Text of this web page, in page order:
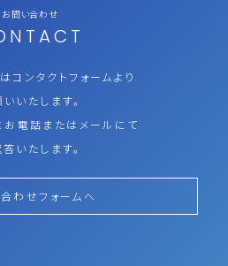
お問い合わせ
コンタクトフォームより
いたします。
電話またはメールにて
いたします。
わせフォームへ